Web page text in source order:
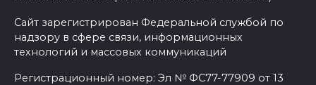
Сайт зарегистрирован Федеральной службой по
надзору в сфере связи, информационных
технологий и массовых коммуникаций
Регистрационный номер: Эл № ФС77-77909 от 13